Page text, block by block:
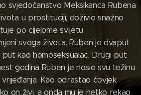
svjedočanstvo Meksikanca Rubena
u prostituciji, doživio snažno
po cijelome svijetu
svoga života. Ruben je dvaput
kao homoseksualac. Drugi put
godina Ruben je nosio svu težinu
vrijeđanja. Kao odrastao čovjek
on živi, a onda mu je netko rekao